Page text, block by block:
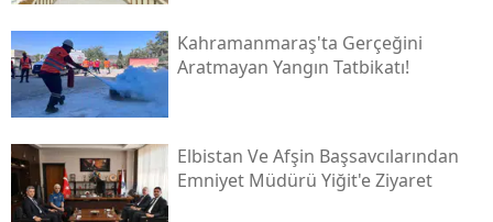
Kahramanmaraş'ta Gerçeğini
Aratmayan Yangın Tatbikatı!
Elbistan Ve Afşin Başsavcılarından
Emniyet Müdürü Yiğit'e Ziyaret